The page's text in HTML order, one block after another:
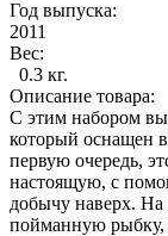
Год выпуска:
2011
Вес:
0.3 кг.
Описание товара:
С этим набором
который оснащен
первую очередь,
настоящую, с
добычу наверх.
пойманную рыбку,